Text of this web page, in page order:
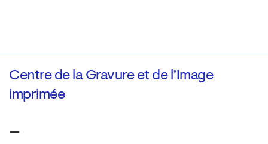
Centre de la Gravure et de l’Image
imprimée
—